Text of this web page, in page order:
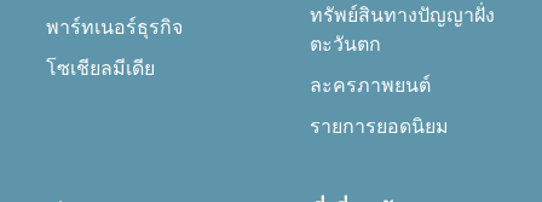
พาร์ทเนอร์ธุรกิจ
โซเชียลมีเดีย
ทรัพย์สินทางปัญญาฝั่ง
ตะวันตก
ละครภาพยนต์
รายการยอดนิยม